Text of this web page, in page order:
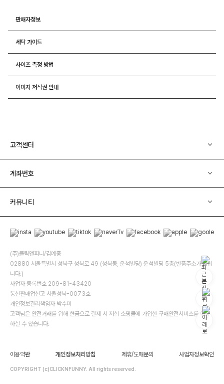
판매자정보
세탁 가이드
사이즈 측정 방법
이미지 저작권 안내
고객센터
계좌번호
커뮤니티
(주)클릭앤퍼니/김예중
02880 서울특별시 성북구 성북로 49 (성북동, 운석빌딩) 운석빌딩 5층(반품주소가 아닙
니다.)
사업자 등록번호 209-81-43420
통신판매업신고 서울성북-0073호
개인정보관리책임자 박수미
고객님은 안전거래를 위해 현금으로 결제 시 저희 소핑몰에 가입한 구매안전서비스를 이용
하실 수 있습니다.
이용약관 개인정보처리방침 제휴/도매문의 사업자정보확인
COPYRIGHT (c)CLICKNFUNNY. All rights reserved.